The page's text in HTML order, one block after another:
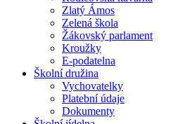
Zlatý Ámos
Zelená škola
Žákovský parlament
Kroužky
E-podatelna
Školní družina
Vychovatelky
Platební údaje
Dokumenty